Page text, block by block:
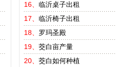
16、 临沂桌子出租
17、 临沂椅子出租
18、 罗玛圣殿
19、 茭白亩产量
20、 茭白如何种植